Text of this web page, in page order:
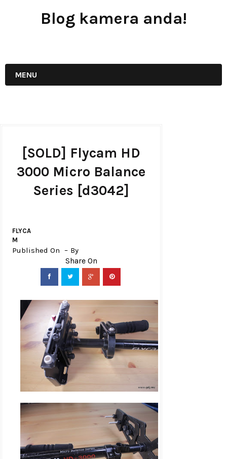
Blog kamera anda!
MENU
[SOLD] Flycam HD
3000 Micro Balance
Series [d3042]
FLYCA
M
Published On By